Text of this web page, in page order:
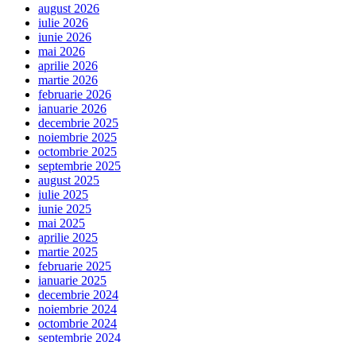
august 2026
iulie 2026
iunie 2026
mai 2026
aprilie 2026
martie 2026
februarie 2026
ianuarie 2026
decembrie 2025
noiembrie 2025
octombrie 2025
septembrie 2025
august 2025
iulie 2025
iunie 2025
mai 2025
aprilie 2025
martie 2025
februarie 2025
ianuarie 2025
decembrie 2024
noiembrie 2024
octombrie 2024
septembrie 2024